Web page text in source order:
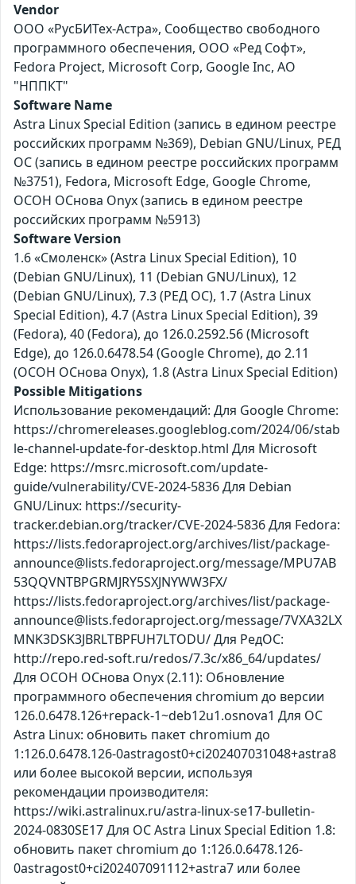
Vendor
ООО «РусБИТех-Астра», Сообщество свободного
программного обеспечения, ООО «Ред Софт»,
Fedora Project, Microsoft Corp, Google Inc, АО
"НППКТ"
Software Name
Astra Linux Special Edition (запись в едином реестре
российских программ №369), Debian GNU/Linux, РЕД
ОС (запись в едином реестре российских программ
№3751), Fedora, Microsoft Edge, Google Chrome,
ОСОН ОСнова Оnyx (запись в едином реестре
российских программ №5913)
Software Version
1.6 «Смоленск» (Astra Linux Special Edition), 10
(Debian GNU/Linux), 11 (Debian GNU/Linux), 12
(Debian GNU/Linux), 7.3 (РЕД ОС), 1.7 (Astra Linux
Special Edition), 4.7 (Astra Linux Special Edition), 39
(Fedora), 40 (Fedora), до 126.0.2592.56 (Microsoft
Edge), до 126.0.6478.54 (Google Chrome), до 2.11
(ОСОН ОСнова Оnyx), 1.8 (Astra Linux Special Edition)
Possible Mitigations
Использование рекомендаций: Для Google Chrome:
https://chromereleases.googleblog.com/2024/06/stab
le-channel-update-for-desktop.html Для Microsoft
Edge: https://msrc.microsoft.com/update-
guide/vulnerability/CVE-2024-5836 Для Debian
GNU/Linux: https://security-
tracker.debian.org/tracker/CVE-2024-5836 Для Fedora:
https://lists.fedoraproject.org/archives/list/package-
announce@lists.fedoraproject.org/message/MPU7AB
53QQVNTBPGRMJRY5SXJNYWW3FX/
https://lists.fedoraproject.org/archives/list/package-
announce@lists.fedoraproject.org/message/7VXA32LX
MNK3DSK3JBRLTBPFUH7LTODU/ Для РедОС:
http://repo.red-soft.ru/redos/7.3c/x86_64/updates/
Для ОСОН ОСнова Оnyx (2.11): Обновление
программного обеспечения chromium до версии
126.0.6478.126+repack-1~deb12u1.osnova1 Для ОС
Astra Linux: обновить пакет chromium до
1:126.0.6478.126-0astragost0+ci202407031048+astra8
или более высокой версии, используя
рекомендации производителя:
https://wiki.astralinux.ru/astra-linux-se17-bulletin-
2024-0830SE17 Для ОС Astra Linux Special Edition 1.8:
обновить пакет chromium до 1:126.0.6478.126-
0astragost0+ci202407091112+astra7 или более